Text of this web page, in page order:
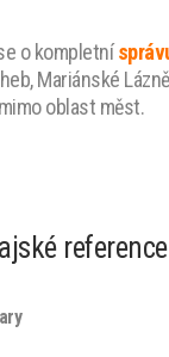
o kompletní
Mariánské
oblast měst.
reference